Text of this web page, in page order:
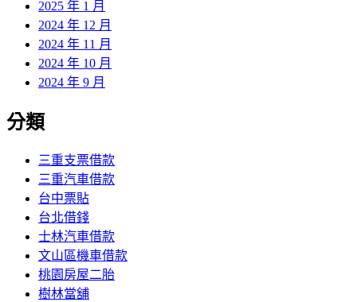
2025 年 1 月
2024 年 12 月
2024 年 11 月
2024 年 10 月
2024 年 9 月
分類
三重支票借款
三重汽車借款
台中票貼
台北借錢
士林汽車借款
文山區機車借款
桃園房屋二胎
樹林當舖